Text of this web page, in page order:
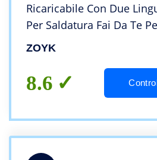
Ricaricabile Con Due
Per Saldatura Fai Da Te
Elettrica,1PC
ZOYK
8.6